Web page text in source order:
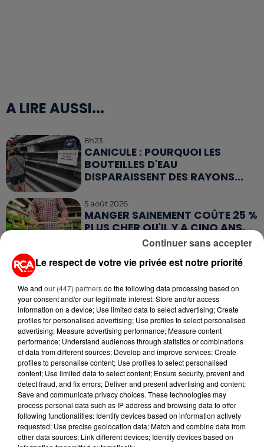
A LIRE AUSSI...
8h23
CANICULE : POURQUOI LES
BOUTEILLES D'EAU
DISPARAISSENT DES RAYONS...
5 août 2026
MANGER SAINEMENT COÛTE 25 %
PLUS CHER QU'IL Y A CINQ ANS,
ALERTE L’ONU
5 août 2026
OFFRENT LE MEILLEUR RAPPORT...
5 août 2026
MOUCHES : LES 5 RÉFLEXES À
ADOPTER POUR ÉVITER
L'INVASION CET ÉTÉ...
4 août 2026
ÉCLIPSE SOLAIRE DU 12 AOÛT : LA
RUÉE VERS LES LUNETTES DE...
Le respect de votre vie privée est notre priorité
We and our (447) partnersdo the following data processing based on
your consent and/or our legitimate interest: Store and/or access
information on a device; Use limited data to select advertising; Create
profiles for personalised advertising; Use profiles to select personalised
advertising; Measure advertising performance; Measure content
performance; Understand audiences through statistics or combinations
of data from different sources; Develop and improve services; Create
profiles to personalise content; Use profiles to select personalised
content; Use limited data to select content; Ensure security, prevent and
detect fraud, and fix errors; Deliver and present advertising and content;
Save and communicate privacy choices. These technologies may
process personal data such as IP address and browsing data to offer
following functionalities: Identify devices based on information actively
requested; Use precise geolocation data; Match and combine data from
other data sources; Link different devices; Identify devices based on
Continuer sans accepter